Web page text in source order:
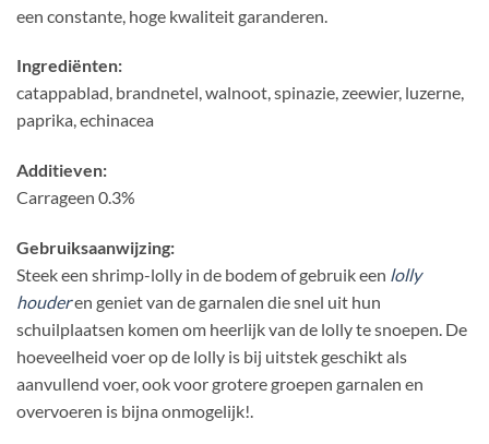
een constante, hoge kwaliteit garanderen.
Ingrediënten:
catappablad, brandnetel, walnoot, spinazie, zeewier, luzerne,
paprika, echinacea
Additieven:
Carrageen 0.3%
Gebruiksaanwijzing:
Steek een shrimp-lolly in de bodem of gebruik een lolly
houderen geniet van de garnalen die snel uit hun
schuilplaatsen komen om heerlijk van de lolly te snoepen. De
hoeveelheid voer op de lolly is bij uitstek geschikt als
aanvullend voer, ook voor grotere groepen garnalen en
overvoeren is bijna onmogelijk!.